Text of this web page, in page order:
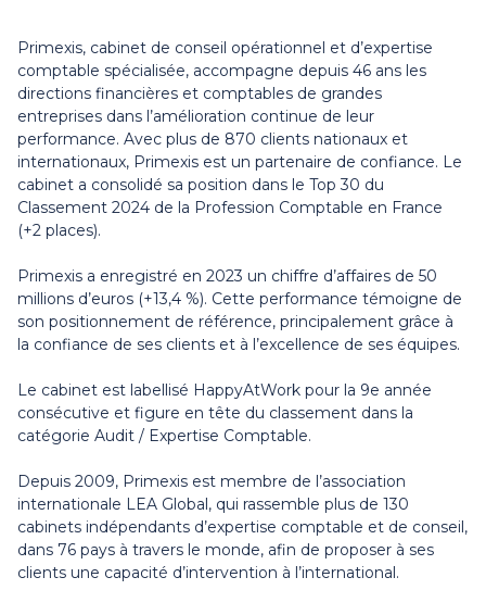
Primexis, cabinet de conseil opérationnel et d’expertise
comptable spécialisée, accompagne depuis 46 ans les
directions financières et comptables de grandes
entreprises dans l’amélioration continue de leur
performance. Avec plus de 870 clients nationaux et
internationaux, Primexis est un partenaire de confiance. Le
cabinet a consolidé sa position dans le Top 30 du
Classement 2024 de la Profession Comptable en France
(+2 places).
Primexis a enregistré en 2023 un chiffre d’affaires de 50
millions d’euros (+13,4 %). Cette performance témoigne de
son positionnement de référence, principalement grâce à
la confiance de ses clients et à l’excellence de ses équipes.
Le cabinet est labellisé HappyAtWork pour la 9e année
consécutive et figure en tête du classement dans la
catégorie Audit / Expertise Comptable.
Depuis 2009, Primexis est membre de l’association
internationale LEA Global, qui rassemble plus de 130
cabinets indépendants d’expertise comptable et de conseil,
dans 76 pays à travers le monde, afin de proposer à ses
clients une capacité d’intervention à l’international.